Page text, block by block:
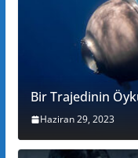
Bir Trajedinin
Haziran 29, 2023